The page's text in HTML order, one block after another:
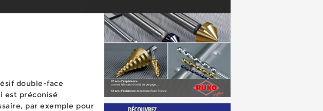
double-face
est préconisé
par exemple pour